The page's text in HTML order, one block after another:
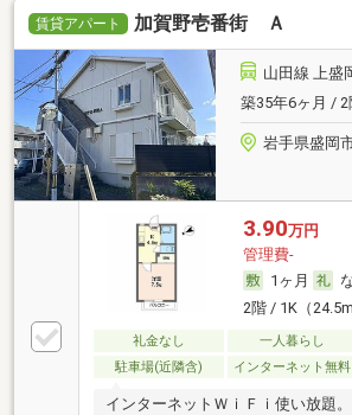
賃貸アパート 加賀野壱番街 Ａ
山田線 上盛
築35年6ヶ月 / 2
岩手県盛岡
3.90万円
管理費-
1ヶ月
2階 / 1K（24.5m
礼金なし 一人暮らし
駐車場(近隣含)
インターネット無料
インターネットＷｉＦｉ使い放題。